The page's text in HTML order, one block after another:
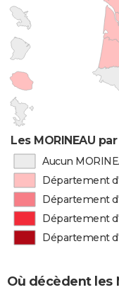
Les MORINEAU
Aucun
Département
Département
Département
Département
Où décèdent les